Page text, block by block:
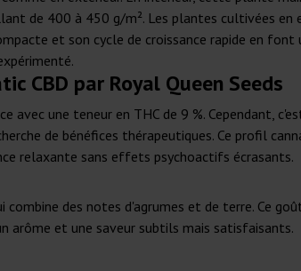
de 400 à 450 g/m². Les plantes cultivées
et son cycle de croissance rapide en
CBD par Royal Queen Seeds
une teneur en THC de 9 %. Cependant,
de bénéfices thérapeutiques. Ce profil
relaxante sans effets psychoactifs écrasants.
des notes d'agrumes et de terre. Ce
arôme et une saveur subtils mais satisfaisants.